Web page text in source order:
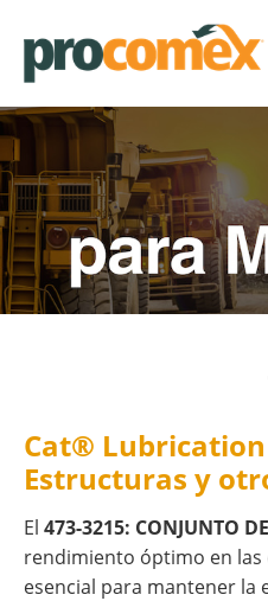
Cat®
Estructuras y
El 473-3215: CONJUNTO
rendimiento óptimo en las
esencial para mantener la